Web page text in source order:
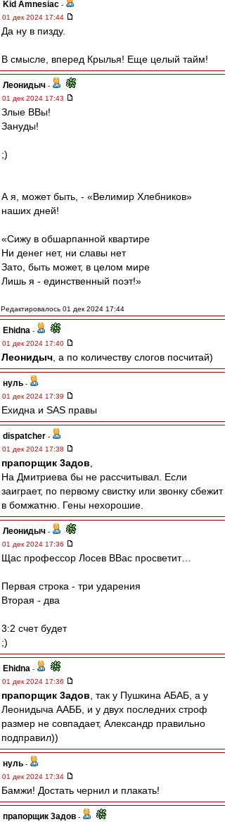
Kid Amnesiac -
01 дек 2024 17:44
Да ну в пизду.
В смысле, вперед Крылья! Еще целый тайм!
Леонидыч -
01 дек 2024 17:43
Злые ВВы!
Зануды!
;)
А я, может быть, - «Велимир Хлебников»
наших дней!
«Сижу в обшарпанной квартире
Ни денег нет, ни славы нет
Зато, быть может, в целом мире
Лишь я - единственный поэт!»
Редактировалось 01 дек 2024 17:44
Ehidna -
01 дек 2024 17:40
Леонидыч , а по количеству слогов посчитай)
нуль -
01 дек 2024 17:39
Ехидна и SAS правы
dispatcher -
01 дек 2024 17:38
прапорщик 3адoв
На Дмитриева бы не рассчитывал. Если
заиграет, по первому свистку или звонку сбежит
в бомжатню. Гены нехорошие.
Леонидыч -
01 дек 2024 17:36
Щас профессор Лосев ВВас просветит…
Первая строка - три ударения
Вторая - два
3:2 счет будет
;)
Ehidna -
01 дек 2024 17:36
прапорщик 3адoв , так у Пушкина АБАБ, а у
Леонидыча ААББ, и у двух последних строф
размер не совпадает, Александр правильно
подправил))
нуль -
01 дек 2024 17:34
Бамжи! Достать чернил и плакать!
прапорщик 3адoв -